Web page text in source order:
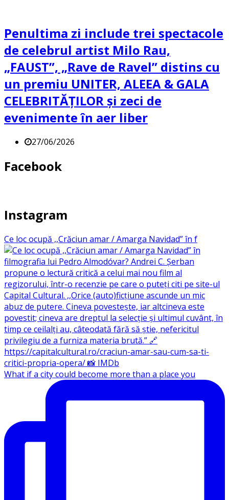
Penultima zi include trei spectacole
de celebrul artist Milo Rau,
„FAUST”, „Rave de Ravel” distins cu
un premiu UNITER, ALEEA & GALA
CELEBRITĂȚILOR și zeci de
evenimente în aer liber
27/06/2026
Facebook
Instagram
Ce loc ocupă ,,Crăciun amar / Amarga Navidad” în f
What if a city could become more than a place you